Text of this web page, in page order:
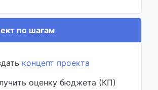
по шагам
концепт проекта
оценку бюджета (КП)